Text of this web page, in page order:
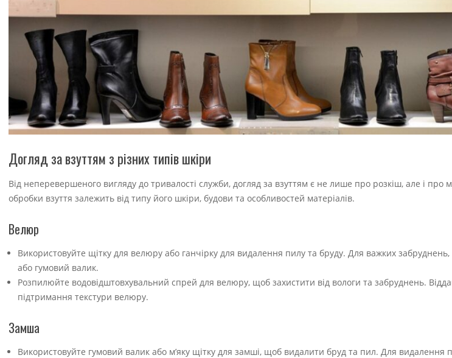
Догляд за взуттям з різних типів шкіри
Від неперевершеного вигляду до тривалості служби, догляд за взуттям є не лише про розкіш, але і про
обробки взуття залежить від типу його шкіри, будови та особливостей матеріалів.
Велюр
Використовуйте щітку для велюру або ганчірку для видалення пилу та бруду. Для важких забруднень,
або гумовий валик.
Розпилюйте водовідштовхувальний спрей для велюру, щоб захистити від вологи та забруднень.
підтримання текстури велюру.
Замша
Використовуйте гумовий валик або м’яку щітку для замші, щоб видалити бруд та пил. Для видалення